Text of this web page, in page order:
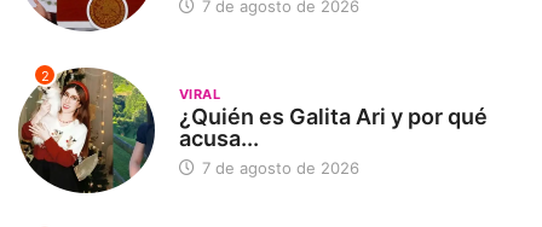
7 de agosto de 2026
2
VIRAL
¿Quién es Galita Ari y por qué
acusa...
7 de agosto de 2026